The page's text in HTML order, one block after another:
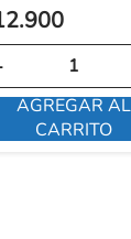
.900
AGREGAR AL
CARRITO